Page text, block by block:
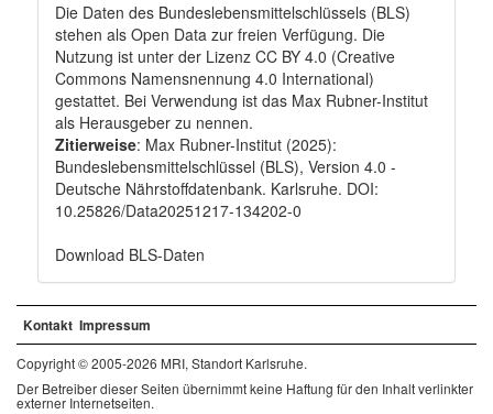
Die Daten des Bundeslebensmittelschlüssels (BLS)
stehen als Open Data zur freien Verfügung. Die
Nutzung ist unter der Lizenz CC BY 4.0 (Creative
Commons Namensnennung 4.0 International)
gestattet. Bei Verwendung ist das Max Rubner-Institut
als Herausgeber zu nennen.
Zitierweise: Max Rubner-Institut (2025):
Bundeslebensmittelschlüssel (BLS), Version 4.0 -
Deutsche Nährstoffdatenbank. Karlsruhe. DOI:
10.25826/Data20251217-134202-0
Download BLS-Daten
Kontakt Impressum
Copyright © 2005-2026 MRI, Standort Karlsruhe.
Der Betreiber dieser Seiten übernimmt keine Haftung für den Inhalt verlinkter
externer Internetseiten.